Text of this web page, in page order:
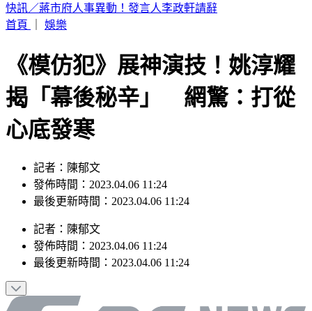
「斷網降速」演習今登場！9大常用App離線使用方式曝
首頁
娛樂
《模仿犯》展神演技！姚淳耀
揭「幕後秘辛」 網驚：打從
心底發寒
記者：陳郁文
發佈時間：2023.04.06 11:24
最後更新時間：2023.04.06 11:24
記者 ： 陳郁文
發佈時間： 2023.04.06 11:24
最後更新時間： 2023.04.06 11:24